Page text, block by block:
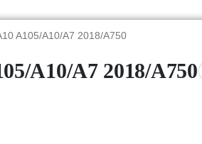
A105/A10/A7 2018/A750
A10/A7 2018/A750